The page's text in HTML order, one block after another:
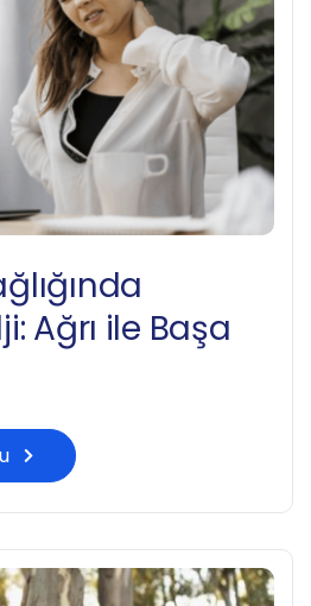
Ağrı ile Başa